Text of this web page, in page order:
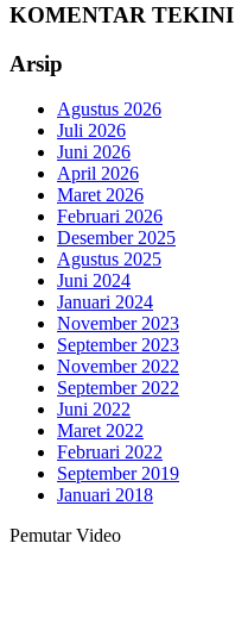
KOMENTAR TEKINI
Arsip
Agustus 2026
Juli 2026
Juni 2026
April 2026
Maret 2026
Februari 2026
Desember 2025
Agustus 2025
Juni 2024
Januari 2024
November 2023
September 2023
November 2022
September 2022
Juni 2022
Maret 2022
Februari 2022
September 2019
Januari 2018
Pemutar Video